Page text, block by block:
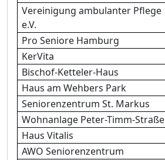
Vereinigung ambulanter Pflege
e.V.
Pro Seniore Hamburg
KerVita
Bischof-Ketteler-Haus
Haus am Wehbers Park
Seniorenzentrum St. Markus
Wohnanlage Peter-Timm-Straße
Haus Vitalis
AWO Seniorenzentrum